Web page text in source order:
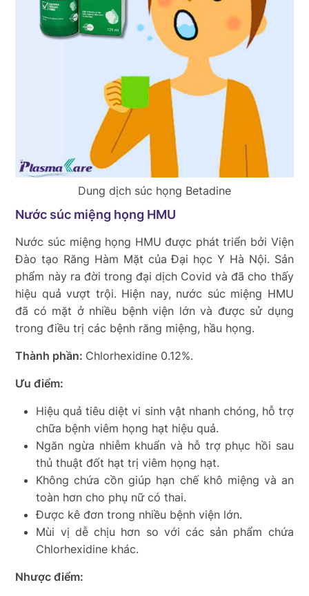
Dung dịch súc họng Betadine
Nước súc miệng họng HMU
Nước súc miệng họng HMU được phát triển bởi Viện
Đào tạo Răng Hàm Mặt của Đại học Y Hà Nội. Sản
phẩm này ra đời trong đại dịch Covid và đã cho thấy
hiệu quả vượt trội. Hiện nay, nước súc miệng HMU
đã có mặt ở nhiều bệnh viện lớn và được sử dụng
trong điều trị các bệnh răng miệng, hầu họng.
Thành phần: Chlorhexidine 0.12%.
Ưu điểm:
Hiệu quả tiêu diệt vi sinh vật nhanh chóng, hỗ trợ
chữa bệnh viêm họng hạt hiệu quả.
Ngăn ngừa nhiễm khuẩn và hỗ trợ phục hồi sau
thủ thuật đốt hạt trị viêm họng hạt.
Không chứa cồn giúp hạn chế khô miệng và an
toàn hơn cho phụ nữ có thai.
Được kê đơn trong nhiều bệnh viện lớn.
Mùi vị dễ chịu hơn so với các sản phẩm chứa
Chlorhexidine khác.
Nhược điểm: